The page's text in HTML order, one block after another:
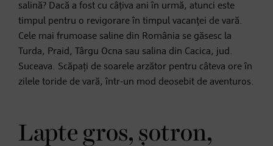
salină? Dacă a fost cu câțiva ani în urmă, atunci este
timpul pentru o revigorare în timpul vacanței de vară.
Cele mai frumoase saline din România se găsesc la
Turda, Praid, Târgu Ocna sau salina din Cacica, jud.
Suceava. Scăpați de soarele arzător pentru câteva ore în
zilele toride de vară, într-un mod deosebit de aventuros.
Lapte gros, șotron,